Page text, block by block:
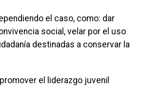
el caso, como: dar
social, velar por el uso
destinadas a conservar la
el liderazgo juvenil